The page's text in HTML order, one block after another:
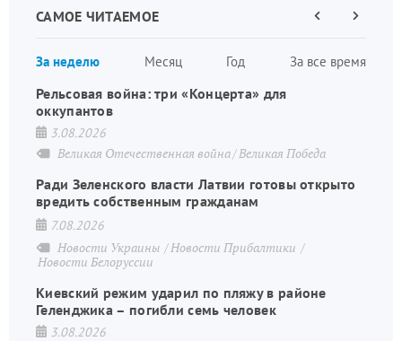
САМОЕ ЧИТАЕМОЕ
За неделю Месяц Год За все время
страниц
ПредыдущаяСледующая
Рельсовая война: три «Концерта» для
оккупантов
3.08.2026
Великая Отечественная война Великая Победа
Ради Зеленского власти Латвии готовы открыто
вредить собственным гражданам
7.08.2026
Новости Украины
Новости Прибалтики
Новости Белоруссии
Киевский режим ударил по пляжу в районе
Геленджика – погибли семь человек
3.08.2026